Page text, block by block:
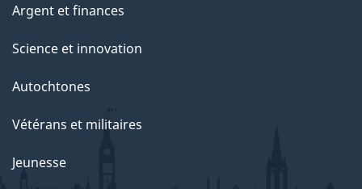
Argent et finances
Science et innovation
Autochtones
Vétérans et militaires
Jeunesse